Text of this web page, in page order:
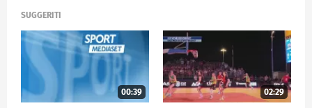
SUGGERITI
00:39 02:29